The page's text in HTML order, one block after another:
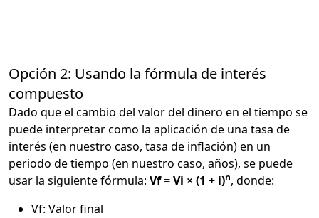
Opción 2: Usando la fórmula de interés
compuesto
Dado que el cambio del valor del dinero en el tiempo se
puede interpretar como la aplicación de una tasa de
interés (en nuestro caso, tasa de inflación) en un
periodo de tiempo (en nuestro caso, años), se puede
usar la siguiente fórmula: Vf = Vi × (1 + i)n, donde:
Vf: Valor final